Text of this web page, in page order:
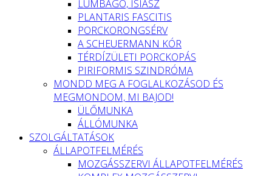
LUMBÁGÓ, ISIÁSZ
PLANTARIS FASCITIS
PORCKORONGSÉRV
A SCHEUERMANN KÓR
TÉRDÍZÜLETI PORCKOPÁS
PIRIFORMIS SZINDRÓMA
MONDD MEG A FOGLALKOZÁSOD ÉS
MEGMONDOM, MI BAJOD!
ÜLŐMUNKA
ÁLLÓMUNKA
SZOLGÁLTATÁSOK
ÁLLAPOTFELMÉRÉS
MOZGÁSSZERVI ÁLLAPOTFELMÉRÉS